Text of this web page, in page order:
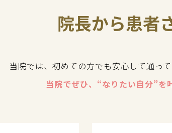
院長から患者
当院では、初めての方でも安心して通っ
当院でぜひ、“なりたい自分”を